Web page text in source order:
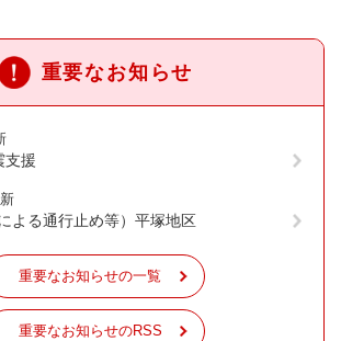
重要なお知らせ
支援
よる通行止め等）平塚地区
重要なお知らせの一覧
重要なお知らせのRSS